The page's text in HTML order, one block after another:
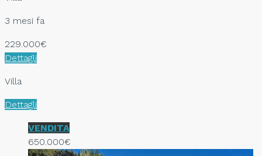
3 mesi fa
229.000€
Dettagli
Villa
Dettagli
VENDITA
650.000€